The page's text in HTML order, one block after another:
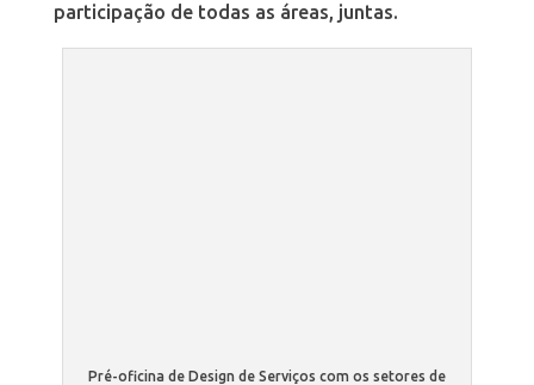
participação de todas as áreas, juntas.
Pré-oficina de Design de Serviços com os setores de